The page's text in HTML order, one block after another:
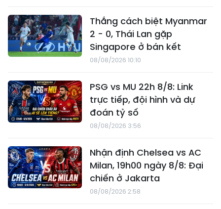
Thắng cách biệt Myanmar
2 - 0, Thái Lan gặp
Singapore ở bán kết
08/08/2026 10:10
PSG vs MU 22h 8/8: Link
trực tiếp, đội hình và dự
đoán tỷ số
08/08/2026 3:56
Nhận định Chelsea vs AC
Milan, 19h00 ngày 8/8: Đại
chiến ở Jakarta
08/08/2026 2:58